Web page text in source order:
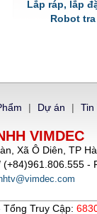
Lắp ráp, lắp
Robot
| Dự án | Tin
VIMDEC
Xã Ô Diên, TP
-
Tổng Truy Cập: